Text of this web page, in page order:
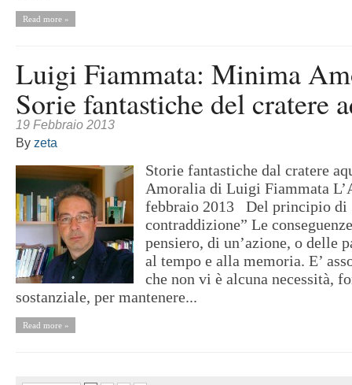
Read more »
Luigi Fiammata: Minima
Sorie fantastiche del cratere
19 Febbraio 2013
By zeta
Storie fantastiche dal cratere
Amoralia di Luigi Fiammata
febbraio 2013 Del principio di
contraddizione” Le
pensiero, di un’azione, o delle
al tempo e alla memoria. E’
che non vi è alcuna necessità,
sostanziale, per mantenere...
Read more »